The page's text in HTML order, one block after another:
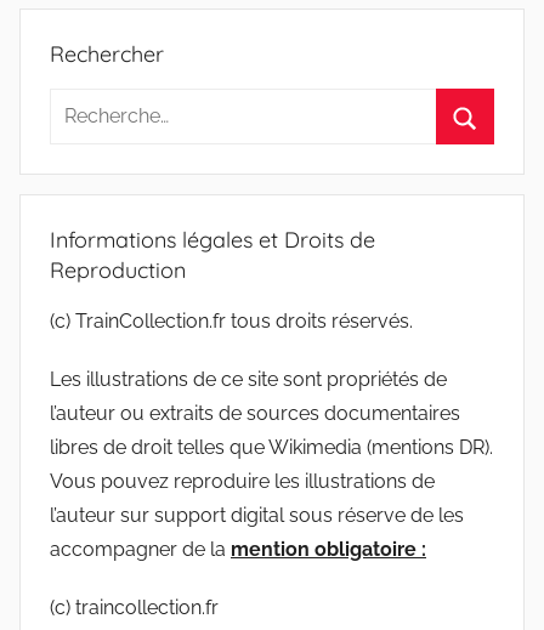
Rechercher
Recherche
:
Informations légales et Droits de
Reproduction
(c) TrainCollection.fr tous droits réservés.
Les illustrations de ce site sont propriétés de
l’auteur ou extraits de sources documentaires
libres de droit telles que Wikimedia (mentions DR).
Vous pouvez reproduire les illustrations de
l’auteur sur support digital sous réserve de les
accompagner de la mention obligatoire :
(c) traincollection.fr